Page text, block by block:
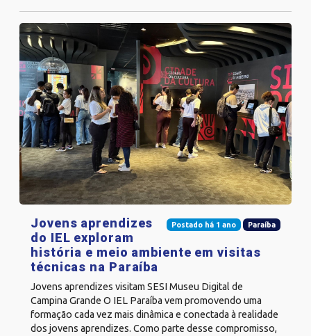
Postado há 1 ano Paraíba
Jovens aprendizes
do IEL exploram
história e meio ambiente em visitas
técnicas na Paraíba
Jovens aprendizes visitam SESI Museu Digital de
Campina Grande O IEL Paraíba vem promovendo uma
formação cada vez mais dinâmica e conectada à realidade
dos jovens aprendizes. Como parte desse compromisso,